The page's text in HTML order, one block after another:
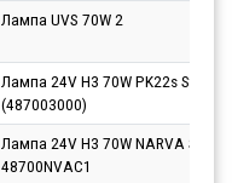
Лампа UVS 70W 2
Лампа 24V H3 70W PK22s
(487003000)
Лампа 24V H3 70W NARVA
48700NVAC1